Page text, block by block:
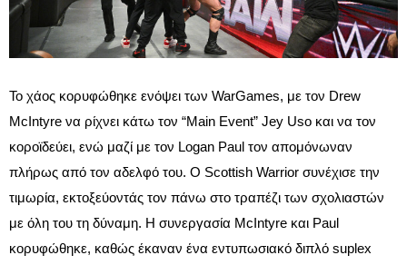
Το χάος κορυφώθηκε ενόψει των WarGames, με τον Drew
McIntyre να ρίχνει κάτω τον “Main Event” Jey Uso και να τον
κοροϊδεύει, ενώ μαζί με τον Logan Paul τον απομόνωναν
πλήρως από τον αδελφό του. Ο Scottish Warrior συνέχισε την
τιμωρία, εκτοξεύοντάς τον πάνω στο τραπέζι των σχολιαστών
με όλη του τη δύναμη. Η συνεργασία McIntyre και Paul
κορυφώθηκε, καθώς έκαναν ένα εντυπωσιακό διπλό suplex